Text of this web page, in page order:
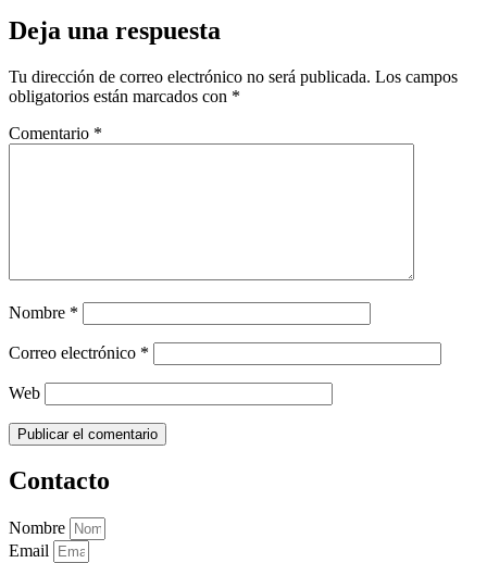
Deja una respuesta
Tu dirección de correo electrónico no será publicada. Los campos
obligatorios están marcados con *
Comentario *
Nombre *
Correo electrónico *
Web
Contacto
Nombre
Email